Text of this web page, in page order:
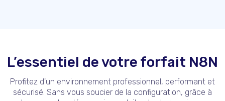
L’essentiel de votre forfait N8N
Profitez d'un environnement professionnel, performant et
sécurisé. Sans vous soucier de la configuration, grâce à